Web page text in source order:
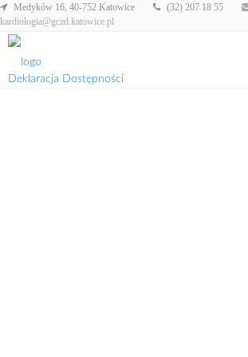
Medyków 16, 40-752 Katowice
(32) 207 18 55
kardiologia@gczd.katowice.pl
Deklaracja Dostępności